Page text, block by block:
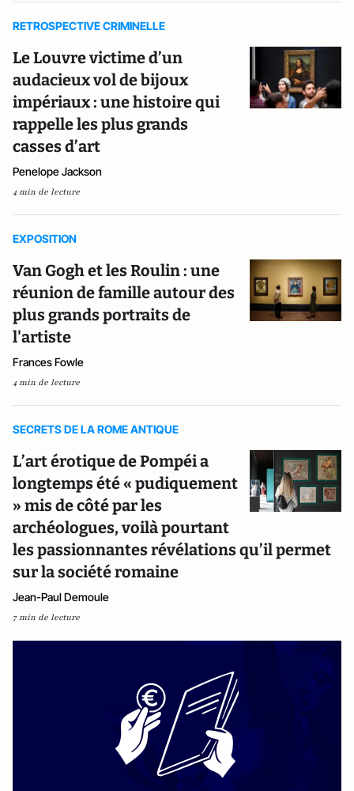
RETROSPECTIVE CRIMINELLE
Le Louvre victime d’un
audacieux vol de bijoux
impériaux : une histoire qui
rappelle les plus grands
casses d’art
Penelope Jackson
4 min de lecture
EXPOSITION
Van Gogh et les Roulin : une
réunion de famille autour des
plus grands portraits de
l'artiste
Frances Fowle
4 min de lecture
SECRETS DE LA ROME ANTIQUE
L’art érotique de Pompéi a
longtemps été « pudiquement
» mis de côté par les
archéologues, voilà pourtant
les passionnantes révélations qu’il permet
sur la société romaine
Jean-Paul Demoule
7 min de lecture